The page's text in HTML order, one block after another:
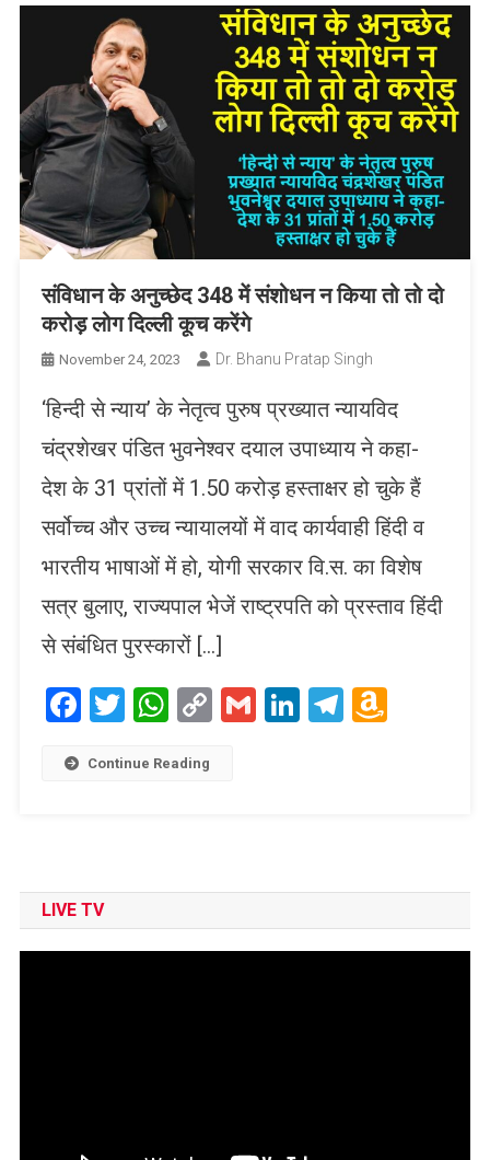
संविधान के अनुच्छेद 348 में संशोधन न किया तो तो दो
करोड़ लोग दिल्ली कूच करेंगे
November 24, 2023 Dr. Bhanu Pratap Singh
‘हिन्दी से न्याय’ के नेतृत्व पुरुष प्रख्यात न्यायविद
चंद्रशेखर पंडित भुवनेश्वर दयाल उपाध्याय ने कहा-
देश के 31 प्रांतों में 1.50 करोड़ हस्ताक्षर हो चुके हैं
सर्वोच्च और उच्च न्यायालयों में वाद कार्यवाही हिंदी व
भारतीय भाषाओं में हो, योगी सरकार वि.स. का विशेष
सत्र बुलाए, राज्यपाल भेजें राष्ट्रपति को प्रस्ताव हिंदी
से संबंधित पुरस्कारों […]
Facebook
Twitter
WhatsApp
CopyGmailLinkedIn
Telegram
Continue Reading
LIVE TV